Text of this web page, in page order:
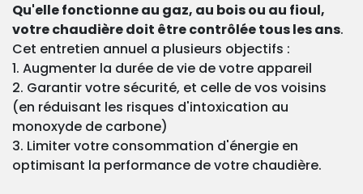
Qu'elle fonctionne au gaz, au bois ou au fioul,
votre chaudière doit être contrôlée tous les ans.
Cet entretien annuel a plusieurs objectifs :
1. Augmenter la durée de vie de votre appareil
2. Garantir votre sécurité, et celle de vos voisins
(en réduisant les risques d'intoxication au
monoxyde de carbone)
3. Limiter votre consommation d'énergie en
optimisant la performance de votre chaudière.